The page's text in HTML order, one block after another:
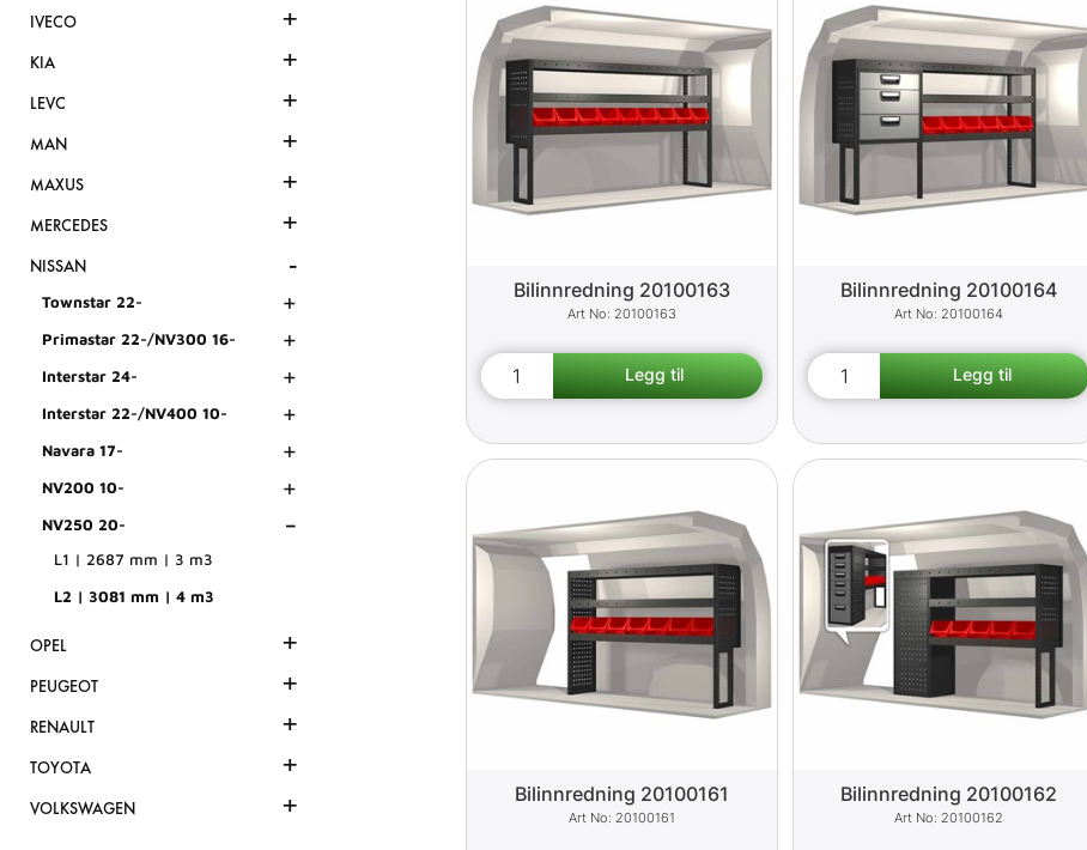
IVECO +
KIA +
LEVC +
MAN +
MAXUS +
MERCEDES +
NISSAN -
Townstar 22- +
Primastar 22-/NV300 16- +
Interstar 24- +
Interstar 22-/NV400 10- +
Navara 17- +
NV200 10- +
NV250 20- -
L1 | 2687 mm | 3 m3
L2 | 3081 mm | 4 m3
OPEL +
PEUGEOT +
RENAULT +
TOYOTA +
VOLKSWAGEN +
Bilinnredning 20100163
20100163
Bilinnredning 20100164
20100164
Bilinnredning 20100161
20100161
Bilinnredning 20100162
20100162